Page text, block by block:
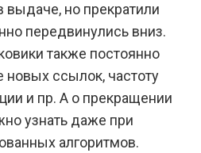
но прекратили
передвинулись вниз.
также постоянно
новых ссылок, частоту
и пр. А о прекращении
узнать даже при
алгоритмов.